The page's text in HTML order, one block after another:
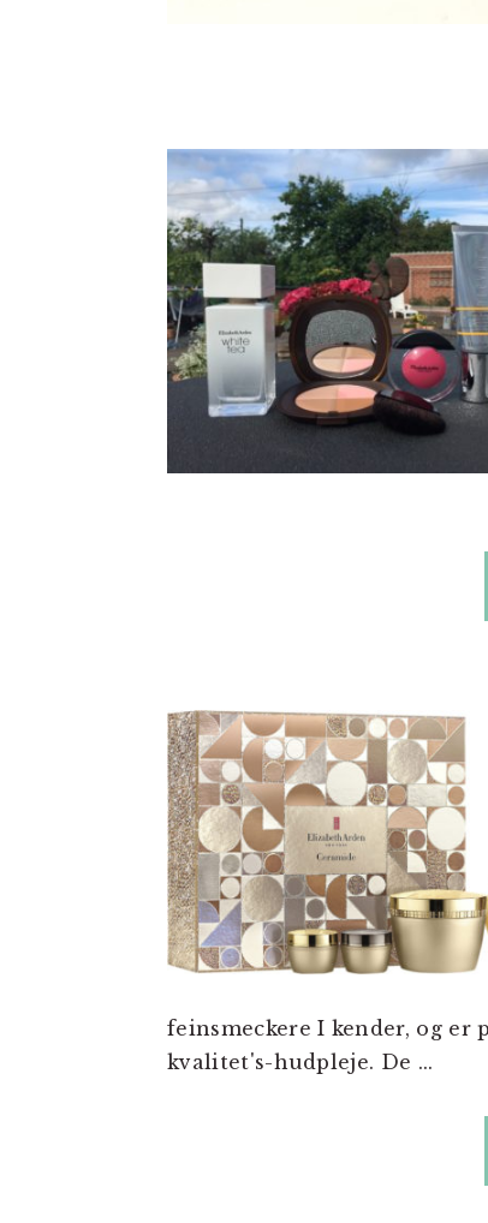
feinsmeckere I kender, og er
kvalitet's-hudpleje. De ...